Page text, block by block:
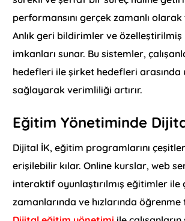
performansını gerçek zamanlı
Anlık geri bildirimler ve
imkanları sunar. Bu sistemler,
hedefleri ile şirket hedefleri arasında
sağlayarak verimliliği artırır.
Eğitim Yönetiminde
Dijital İK, eğitim programlarını
erişilebilir kılar. Online kurslar, web
interaktif oyunlaştırılmış eğitimler ile
zamanlarında ve hızlarında öğrenme